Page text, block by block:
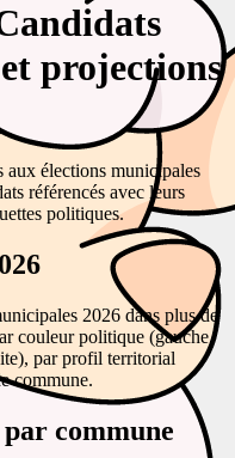
projections
aux élections municipales
référencés avec leurs
politiques.
2026 dans plus de
couleur politique (gauche,
par profil territorial
commune.
commune